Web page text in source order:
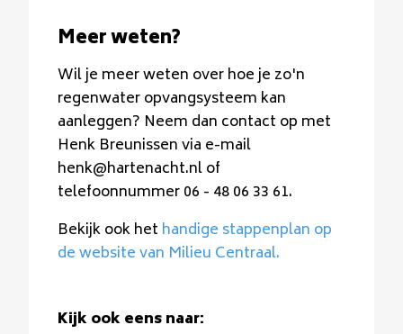
Meer weten?
Wil je meer weten over hoe je zo'n
regenwater opvangsysteem kan
aanleggen? Neem dan contact op met
Henk Breunissen via e-mail
henk@hartenacht.nl of
telefoonnummer 06 - 48 06 33 61.
Bekijk ook het handige stappenplan op
de website van Milieu Centraal.
Kijk ook eens naar: